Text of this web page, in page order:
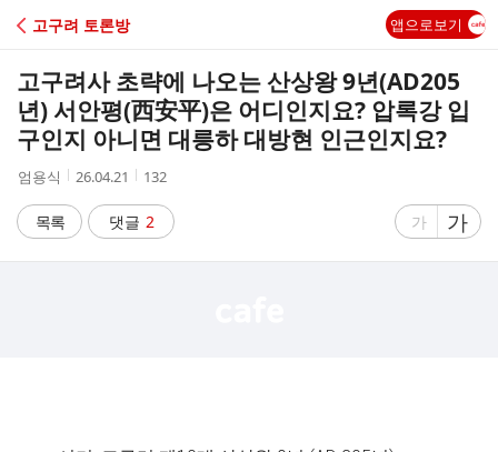
C
고구려 토론방 앱으로보기
고구려사 초략에 나오는 산상왕 9년(AD205
년) 서안평(西安平)은 어디인지요? 압록강 입
구인지 아니면 대릉하 대방현 인근인지요?
작
자
엄용식
작
시
간
26.04.21
조
수
132
목록 댓글 2
글
가
글
자
가